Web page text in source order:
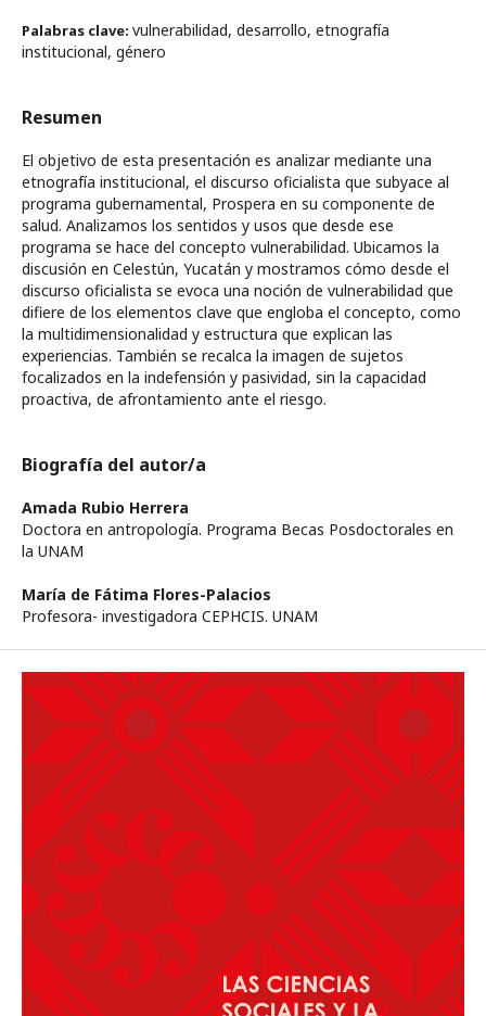
Palabras clave: vulnerabilidad, desarrollo, etnografía
institucional, género
Resumen
El objetivo de esta presentación es analizar mediante una
etnografía institucional, el discurso oficialista que subyace al
programa gubernamental, Prospera en su componente de
salud. Analizamos los sentidos y usos que desde ese
programa se hace del concepto vulnerabilidad. Ubicamos la
discusión en Celestún, Yucatán y mostramos cómo desde el
discurso oficialista se evoca una noción de vulnerabilidad que
difiere de los elementos clave que engloba el concepto, como
la multidimensionalidad y estructura que explican las
experiencias. También se recalca la imagen de sujetos
focalizados en la indefensión y pasividad, sin la capacidad
proactiva, de afrontamiento ante el riesgo.
Biografía del autor/a
Amada Rubio Herrera
Doctora en antropología. Programa Becas Posdoctorales en
la UNAM
María de Fátima Flores-Palacios
Profesora- investigadora CEPHCIS. UNAM